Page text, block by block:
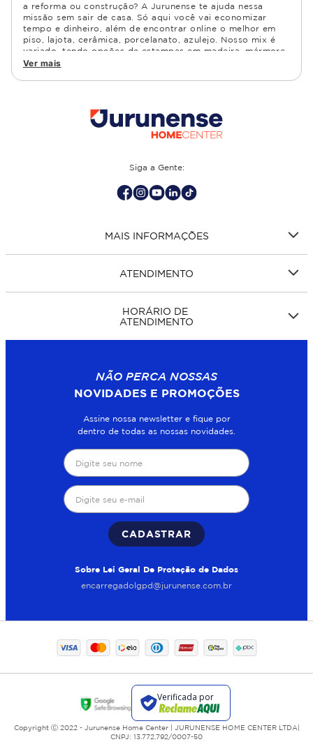
a reforma ou construção? A Jurunense te ajuda nessa
missão sem sair de casa. Só aqui você vai economizar
tempo e dinheiro, além de encontrar online o melhor em
piso, lajota, cerâmica, porcelanato, azulejo. Nosso mix é
variado, tendo opções de estampas em madeira, mármore,
granito, cimento, geométrico, e muito mais Confira as
cozinha, quarto, sala de estar.
Ver mais
Siga a Gente:
MAIS INFORMAÇÕES
ATENDIMENTO
HORÁRIO DE
ATENDIMENTO
NÃO PERCA NOSSAS
NOVIDADES E PROMOÇÕES
Assine nossa newsletter e fique por
dentro de todas as nossas novidades.
CADASTRAR
Sobre Lei Geral De Proteção de Dados
encarregadolgpd@jurunense.com.br
Copyright Ⓒ 2022 - Jurunense Home Center | JURUNENSE HOME CENTER LTDA|
CNPJ: 13.772.792/0007-50